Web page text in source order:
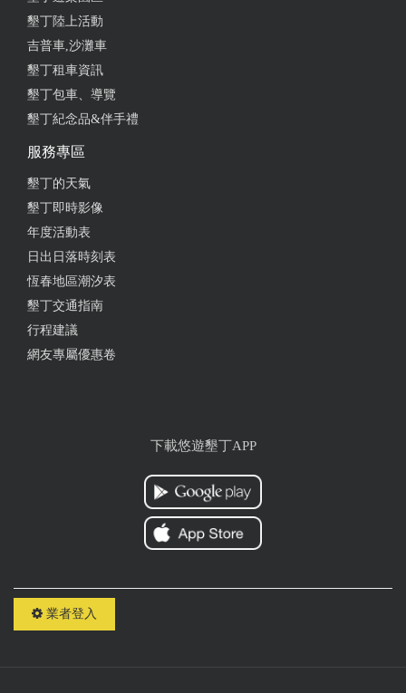
墾丁陸上活動
吉普車,沙灘車
墾丁租車資訊
墾丁包車、導覽
墾丁紀念品&伴手禮
服務專區
墾丁的天氣
墾丁即時影像
年度活動表
日出日落時刻表
恆春地區潮汐表
墾丁交通指南
行程建議
網友專屬優惠卷
下載悠遊墾丁APP
業者登入